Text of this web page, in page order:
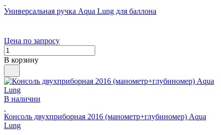
Универсальная ручка Aqua Lung для баллона
Цена по запросу
В корзину
В наличии
Консоль двухприборная 2016 (манометр+глубиномер) Aqua
Lung